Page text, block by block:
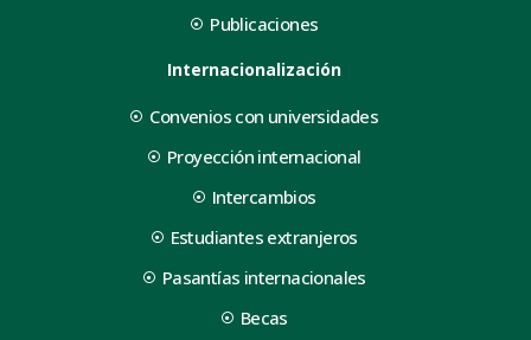
Publicaciones
Internacionalización
Convenios con universidades
Proyección internacional
Intercambios
Estudiantes extranjeros
Pasantías internacionales
Becas